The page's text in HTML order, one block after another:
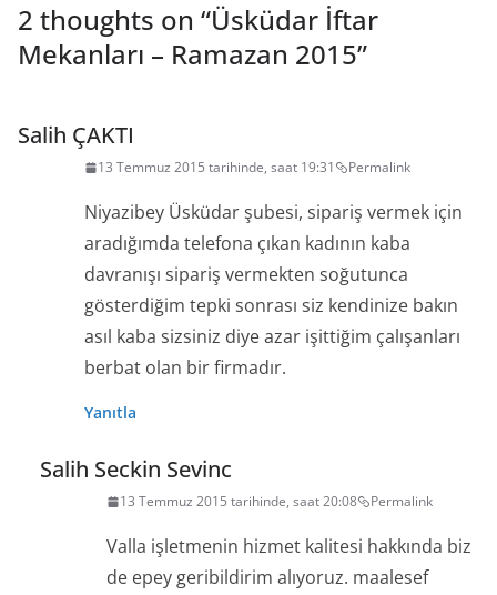
2 thoughts on “Üsküdar İftar
Mekanları – Ramazan 2015”
Salih ÇAKTI
13 Temmuz 2015 tarihinde, saat 19:31 Permalink
Niyazibey Üsküdar şubesi, sipariş vermek için
aradığımda telefona çıkan kadının kaba
davranışı sipariş vermekten soğutunca
gösterdiğim tepki sonrası siz kendinize bakın
asıl kaba sizsiniz diye azar işittiğim çalışanları
berbat olan bir firmadır.
Yanıtla
Salih Seckin Sevinc
13 Temmuz 2015 tarihinde, saat 20:08 Permalink
Valla işletmenin hizmet kalitesi hakkında biz
de epey geribildirim alıyoruz. maalesef